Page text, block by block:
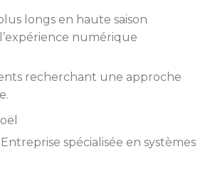
longs en haute saison
numérique
recherchant une approche
Entreprise spécialisée en systèmes